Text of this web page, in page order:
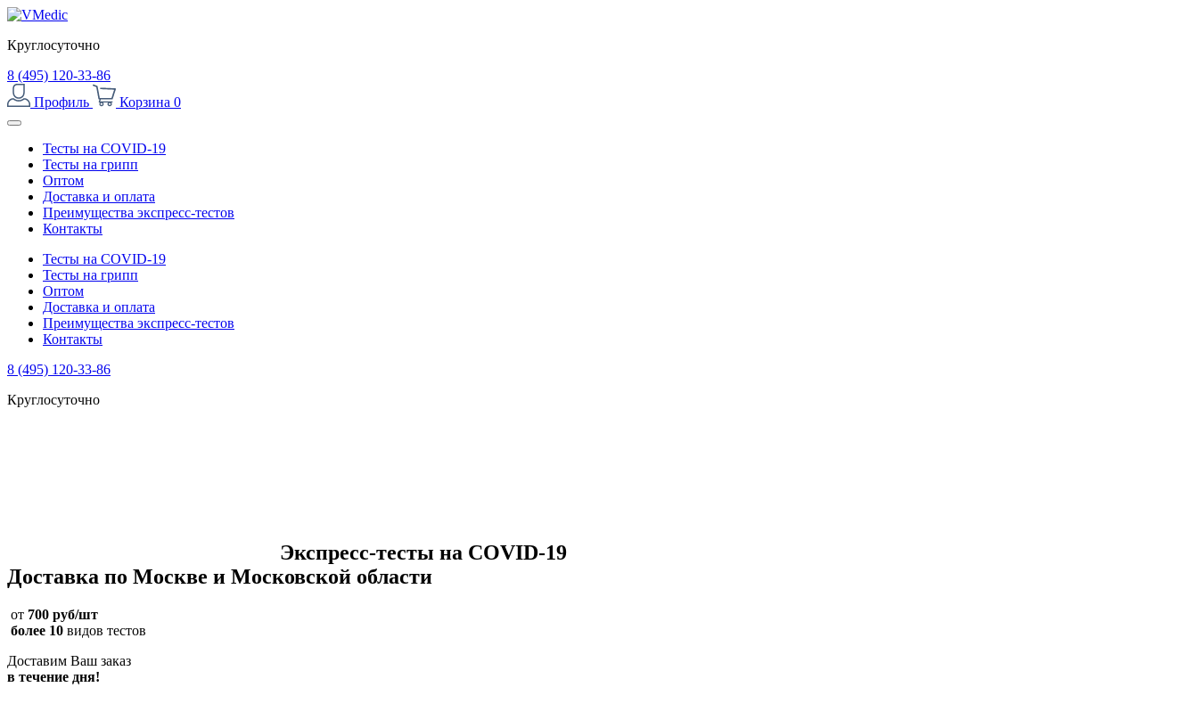
Круглосуточно
8 (495) 120-33-86
Профиль
Корзина 0
Тесты на COVID-19
Тесты на грипп
Оптом
Доставка и оплата
Преимущества экспресс-тестов
Контакты
Тесты на COVID-19
Тесты на грипп
Оптом
Доставка и оплата
Преимущества экспресс-тестов
Контакты
8 (495) 120-33-86
Круглосуточно
Экспресс-тесты на COVID-19
Доставка по Москве и Московской области
от 700 руб/шт
более 10 видов тестов
Доставим Ваш заказ
в течение дня!